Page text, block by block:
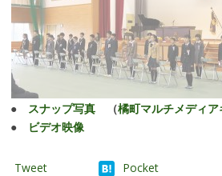
● スナップ写真 （橘町マルチメディ
●
ビデオ映像
Tweet Pocket